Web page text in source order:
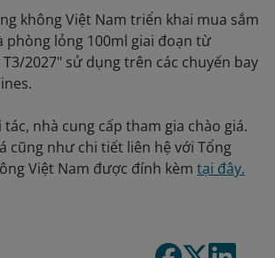
không Việt Nam triển khai mua sắm
phòng lỏng 100ml giai đoạn từ
2027" sử dụng trên các chuyến bay
nhà cung cấp tham gia chào giá.
cũng như chi tiết liên hệ với Tổng
Việt Nam được đính kèm tại đây.